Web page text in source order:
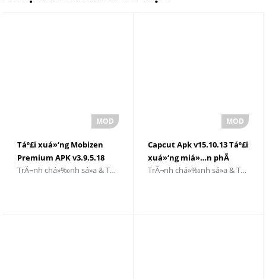
Táº£i xuá»‘ng Mobizen
Premium APK v3.9.5.18
2025
TrÃ¬nh chá»‰nh sá»­a & TrÃ¬nh phÃ¡t Video
Capcut Apk v15.10.13 Táº£i
xuá»‘ng miá»…n phÃ­
TrÃ¬nh chá»‰nh sá»­a & TrÃ¬nh phÃ¡t Video